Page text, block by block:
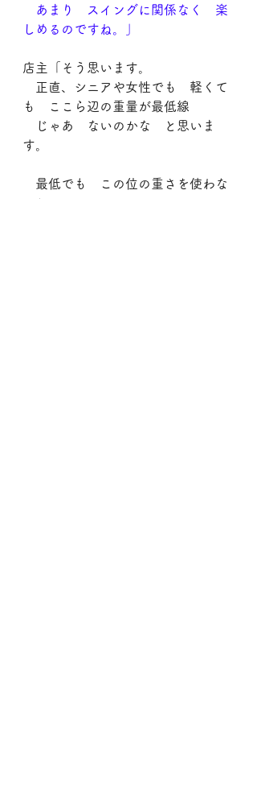
あまり　スイングに関係なく　楽
しめるのですね。」
店主「そう思います。
正直、シニアや女性でも　軽くて
も　ここら辺の重量が最低線
じゃあ　ないのかな　と思いま
す。
最低でも　この位の重さを使わな
いと